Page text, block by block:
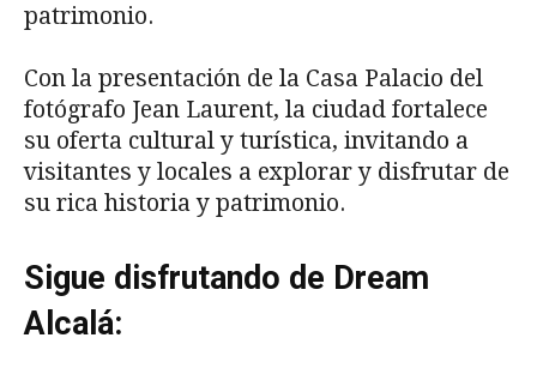
patrimonio.
Con la presentación de la Casa Palacio del
fotógrafo Jean Laurent, la ciudad fortalece
su oferta cultural y turística, invitando a
visitantes y locales a explorar y disfrutar de
su rica historia y patrimonio.
Sigue disfrutando de Dream
Alcalá: